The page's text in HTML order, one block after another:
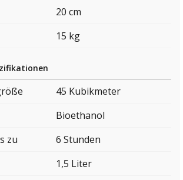
20 cm
15 kg
45 Kubikmeter
Bioethanol
zu
6 Stunden
1,5 Liter